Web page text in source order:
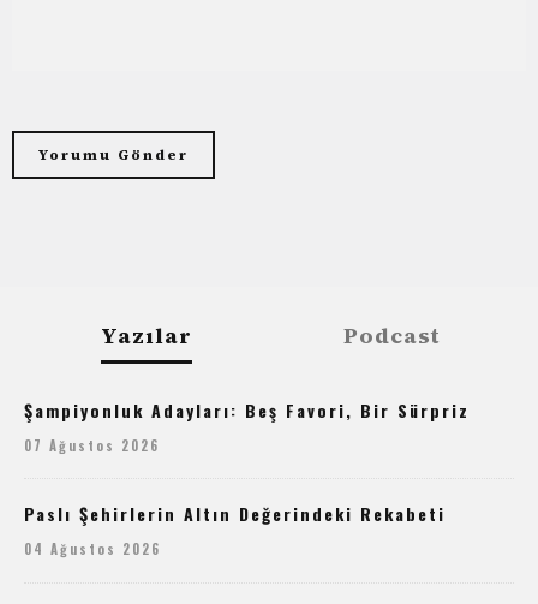
Yazılar Podcast
Şampiyonluk Adayları: Beş Favori, Bir Sürpriz
07 Ağustos 2026
Paslı Şehirlerin Altın Değerindeki Rekabeti
04 Ağustos 2026